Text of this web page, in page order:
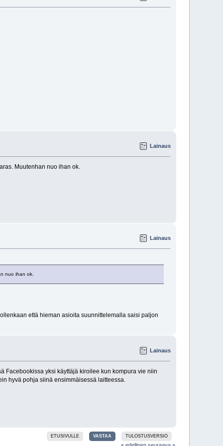
Lainaus
Muutenhan nuo ihan ok.
Lainaus
nuo ihan ok.
että hieman asioita suunnittelemalla saisi paljon
Lainaus
Facebookissa yksi käyttäjä kiroilee kun kompura vie niin
hyvä pohja siinä ensimmäisessä laitteessa.
ETUSIVULLE VASTAA TULOSTUSVERSIO